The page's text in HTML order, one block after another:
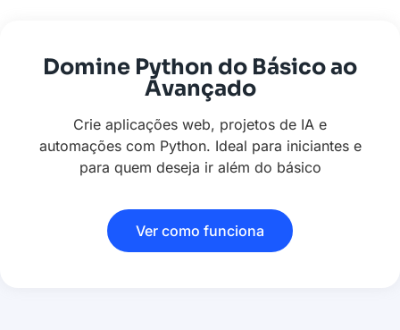
Domine Python do Básico ao
Avançado
Crie aplicações web, projetos de IA e
automações com Python. Ideal para iniciantes e
para quem deseja ir além do básico
Ver como funciona